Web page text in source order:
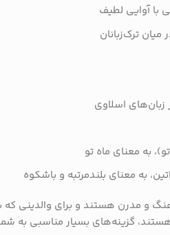
با آوایی لطیف
میان ترک‌زبانان
اسلاوی
به معنای ماه تو
به معنای بلندمرتبه و باشکوه
و مدرن هستند و برای والدینی که
گزینه‌های بسیار مناسبی به